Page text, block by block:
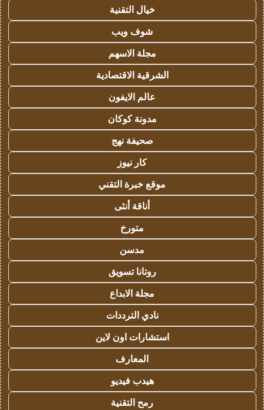
خيال التقنية
شوف ويب
مجلة الاسهم
الشرقية الاقتصادية
عالم الايفون
مدونة كوكان
صحيفة نهج
كار نيوز
موقع خبرة التقني
أناقة أنثى
متورخ
مدسن
روتانا تسويق
مجلة الابداع
نادي الترددات
استشارات اون لاين
المعارف
هيدب فيديو
رمح التقنية